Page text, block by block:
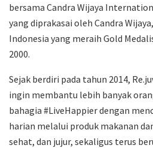
bersama Candra Wijaya
yang diprakasai oleh Candra
Indonesia yang meraih Gold
2000.
Sejak berdiri pada tahun 2014,
ingin membantu lebih banyak
bahagia #LiveHappier dengan
harian melalui produk makanan
sehat, dan jujur, sekaligus terus